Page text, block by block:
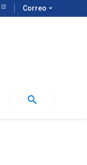
Correo arrow_drop_down
search